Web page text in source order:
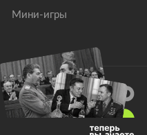
Мини-игры